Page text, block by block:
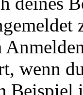
wenn
Beispiel